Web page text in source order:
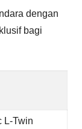
dengan
bagi
L-Twin